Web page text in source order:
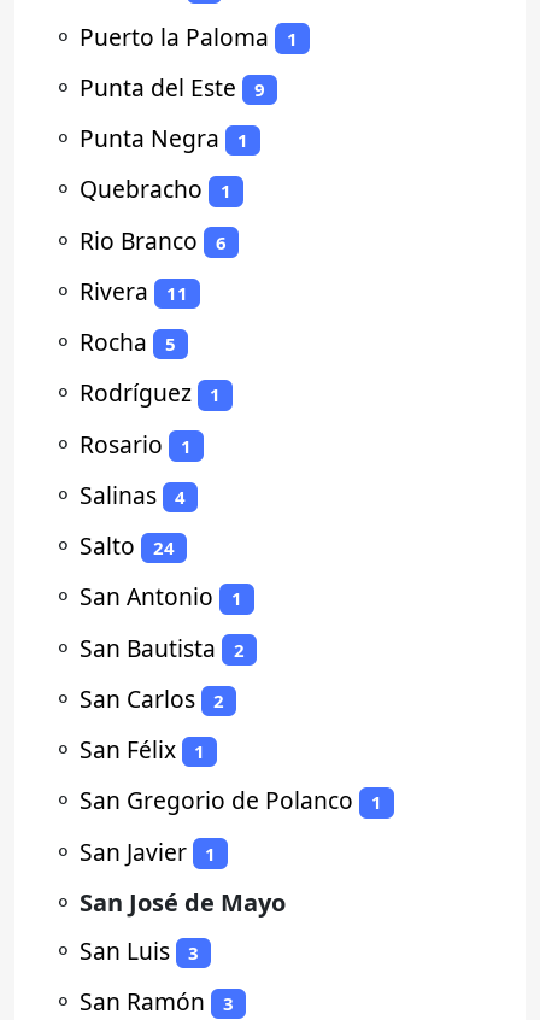
⚬ Puerto la Paloma 1
⚬ Punta del Este 9
⚬ Punta Negra 1
⚬ Quebracho 1
⚬ Rio Branco 6
⚬ Rivera 11
⚬ Rocha 5
⚬ Rodríguez 1
⚬ Rosario 1
⚬ Salinas 4
⚬ Salto 24
⚬ San Antonio 1
⚬ San Bautista 2
⚬ San Carlos 2
⚬ San Félix 1
⚬ San Gregorio de Polanco 1
⚬ San Javier 1
⚬ San José de Mayo
⚬ San Luis 3
⚬ San Ramón 3